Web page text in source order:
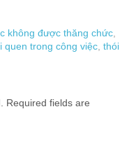
không được thăng chức
quen trong công việc thói
Required fields are